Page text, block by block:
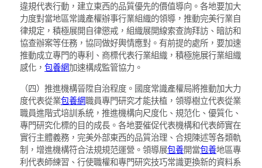
違規代表行動，建立東西的品質優先的價值導向。各地要加大
力度對當地區常識產權辦事行業組織的領導，推動完美行業自
律規定，積極展開自律懲戒，組織展開線索查詢拜訪、暗訪和
協查辦案等任務，協同做好輿情應對。有前提的處所，要加速
推動成立專門的專利、商標代表行業組織，積極施展行業組織
感化， 包養網加速構成監管協力。
（四）推進機構晉陞自治程度。國度常識產權局將推動加大力
度代表從業包養網職員專門研究才能扶植，領導樹立代表從業
職員進階式培訓系統，推進機構向尺度化、規范化、優質化、
專門研究化標的目的成長。各地要催促代表機構和代表師實在
實行主體義務，完美外部東西的品質治理、合規陳述等各類軌
制，增進機構符合法規規范運營。領導展包養開當包養地區專
利代表師練習、行使職權和專門研究技巧常識更換新的資料系